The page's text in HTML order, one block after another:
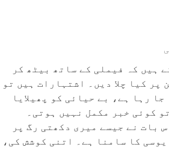
ہیں کہ فیملی کے ساتھ بیٹھ کر
کیا چلا دیں۔ اشتہارات ہیں تو
رہا ہے، بے حیائی کو پھیلایا
کوئی خبر مکمل نہیں ہوتی۔
بات نے جیسے میری دکھتی رگ پر
کا سامنا ہے۔ اتنی کوشش کی،